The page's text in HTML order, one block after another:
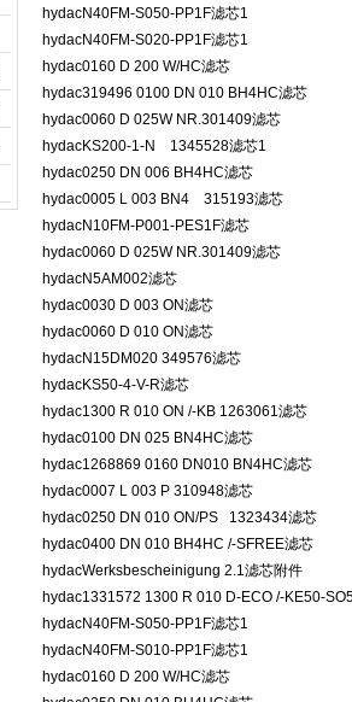
hydacN40FM-S050-PP1F滤芯1
hydacN40FM-S020-PP1F滤芯1
hydac0160 D 200 W/HC滤芯
hydac319496 0100 DN 010 BH4HC滤芯
hydac0060 D 025W NR.301409滤芯
hydacKS200-1-N 1345528滤芯1
hydac0250 DN 006 BH4HC滤芯
hydac0005 L 003 BN4 315193滤芯
hydacN10FM-P001-PES1F滤芯
hydac0060 D 025W NR.301409滤芯
hydacN5AM002滤芯
hydac0030 D 003 ON滤芯
hydac0060 D 010 ON滤芯
hydacN15DM020 349576滤芯
hydacKS50-4-V-R滤芯
hydac1300 R 010 ON /-KB 1263061滤芯
hydac0100 DN 025 BN4HC滤芯
hydac1268869 0160 DN010 BN4HC滤芯
hydac0007 L 003 P 310948滤芯
hydac0250 DN 010 ON/PS 1323434滤芯
hydac0400 DN 010 BH4HC /-SFREE滤芯
hydacWerksbescheinigung 2.1滤芯附件
hydac1331572 1300 R 010 D-ECO /-KE50-
hydacN40FM-S050-PP1F滤芯1
hydacN40FM-S010-PP1F滤芯1
hydac0160 D 200 W/HC滤芯